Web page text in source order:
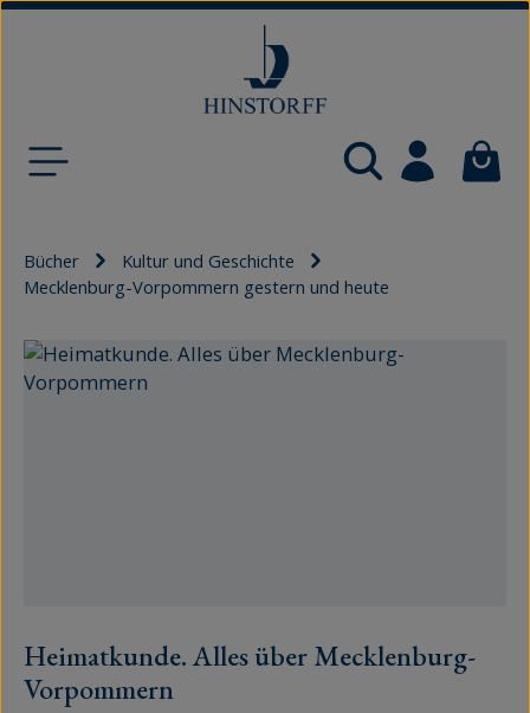
Bücher
Kultur und Geschichte
Mecklenburg-Vorpommern gestern und heute
Bildergalerie überspringen
Heimatkunde. Alles über Mecklenburg-
Vorpommern